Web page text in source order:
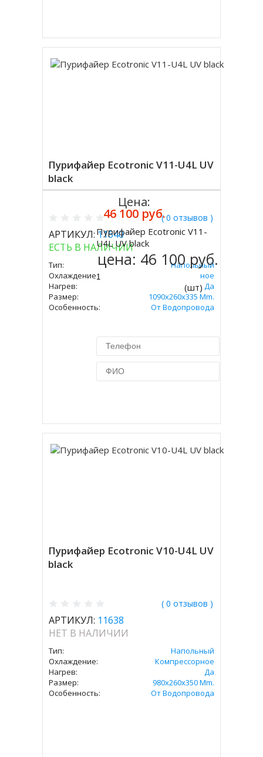
Пурифайер Ecotronic V11-U4L UV
black
( 0 отзывов )
АРТИКУЛ:11640
ЕСТЬ В НАЛИЧИИ
Тип:
Напольный
Охлаждение:
Компрессорное
Нагрев:
Да
Размер:
1090x260x335 Mm.
Особенность:
От Водопровода
Цена:
46 100 руб.
Купить
Пурифайер Ecotronic V11-
U4L UV black
цена: 46 100 руб.
(шт)
Пурифайер Ecotronic V10-U4L UV
black
( 0 отзывов )
АРТИКУЛ: 11638
НЕТ В НАЛИЧИИ
Тип:
Напольный
Охлаждение:
Компрессорное
Нагрев:
Да
Размер:
980x260x350 Mm.
Особенность:
От Водопровода